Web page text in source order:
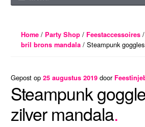
Home/ Party Shop/ Feestaccessoires/
bril brons mandala/ Steampunk
Gepost op 25 augustus 2019door
Steampunk
zilver mandala